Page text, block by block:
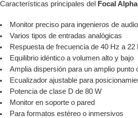
Características principales del Focal
Monitor preciso para ingenieros de audio
Varios tipos de entradas analógicas
Respuesta de frecuencia de 40 Hz a 22
Equilibrio idéntico a volumen alto y bajo
Amplia dispersión para un amplio punto
Ecualizador ajustable para
Potencia de clase D de 80 W
Monitor en soporte o pared
Para formatos estéreo o inmersivos